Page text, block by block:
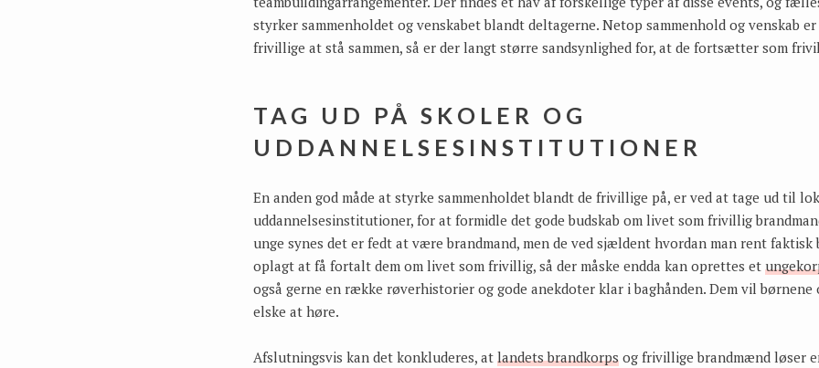
styrker sammenholdet og venskabet blandt deltagerne. Netop sammenhold og venskab
frivillige at stå sammen, så er der langt større sandsynlighed for, at de fortsætter som
TAG UD PÅ SKOLER OG
UDDANNELSESINSTITUTIONER
En anden god måde at styrke sammenholdet blandt de frivillige på, er ved at tage ud til
uddannelsesinstitutioner, for at formidle det gode budskab om livet som frivillig
unge synes det er fedt at være brandmand, men de ved sjældent hvordan man rent
oplagt at få fortalt dem om livet som frivillig, så der måske endda kan oprettes et
også gerne en række røverhistorier og gode anekdoter klar i baghånden. Dem vil børnene
elske at høre.
Afslutningsvis kan det konkluderes, at landets brandkorpsog frivillige brandmænd løser